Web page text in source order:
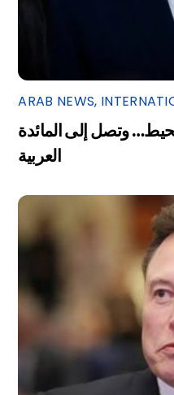
ARAB NEWS,
وتصل إلى المائدة
العربية